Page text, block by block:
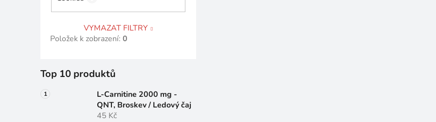
VYMAZAT FILTRY
Položek k zobrazení: 0
Top 10 produktů
L-Carnitine 2000 mg -
QNT, Broskev / Ledový čaj
45 Kč